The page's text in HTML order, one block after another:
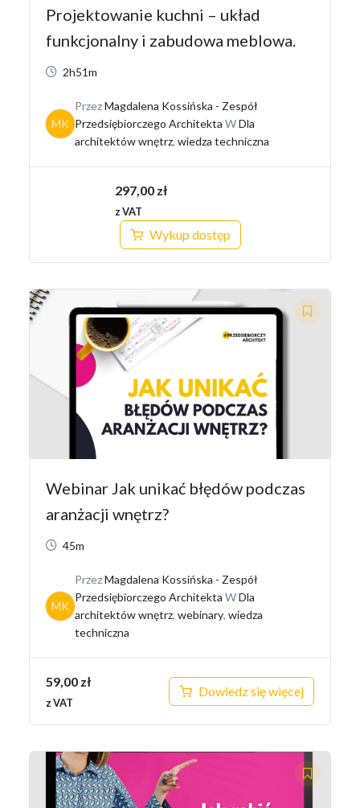
Projektowanie kuchni – układ
funkcjonalny i zabudowa meblowa.
2h51m
MK
PrzezMagdalena Kossińska - Zespół
Przedsiębiorczego Architekta WDla
architektów wnętrz, wiedza techniczna
297,00 zł
z VAT
Wykup dostęp
Webinar Jak unikać błędów podczas
aranżacji wnętrz?
45m
MK
PrzezMagdalena Kossińska - Zespół
Przedsiębiorczego Architekta WDla
architektów wnętrz, webinary, wiedza
techniczna
59,00 zł
z VAT
Dowiedz się więcej